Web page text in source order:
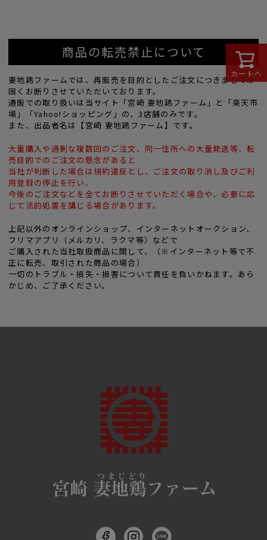
カートへ
商品の転売禁止について
妻地鶏ファームでは、再販売を目的としたご注文につきましては
固くお断りさせていただいております。
通販での取り扱いは当サイト「宮崎 妻地鶏ファーム」と「楽天市
場」「Yahoo!ショッピング」の、3店舗のみです。
また、出品者名は【宮崎 妻地鶏ファーム】です。
大量購入や過剰な複数回のご注文、同一住所への大量発送等、転
売目的でのご注文の懸念があると
当社が判断した場合は規約違反とし、ご注文の取り消し及びご利
用登録の停止を行い、
今後のご注文などを全てお断りさせていただく場合や、必要に応
じて法的処置を講じる場合があります。
上記以外のオンラインショップ、インターネットオークション、
フリマアプリ（メルカリ、ラクマ等）などで
ご購入された当社取扱商品に関して、（※インターネット等で不
正に転売、取引された商品の場合）
一切のトラブル・損失・損害について責任を負いかねます。あら
かじめ、ご了承ください。